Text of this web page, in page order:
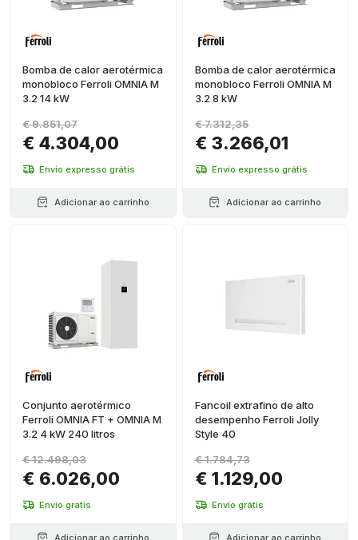
Bomba de calor aerotérmica
monobloco Ferroli OMNIA M
3.2 14 kW
€ 4.304,00
€ 9.851,07
Envio expresso grátis
Adicionar ao carrinho
Bomba de calor aerotérmica
monobloco Ferroli OMNIA M
3.2 8 kW
€ 3.266,01
€ 7.312,35
Envio expresso grátis
Adicionar ao carrinho
Conjunto aerotérmico
Ferroli OMNIA FT + OMNIA M
3.2 4 kW 240 litros
€ 6.026,00
€ 12.498,03
Envio grátis
Adicionar ao carrinho
Fancoil extrafino de alto
desempenho Ferroli Jolly
Style 40
€ 1.129,00
€ 1.784,73
Envio grátis
Adicionar ao carrinho